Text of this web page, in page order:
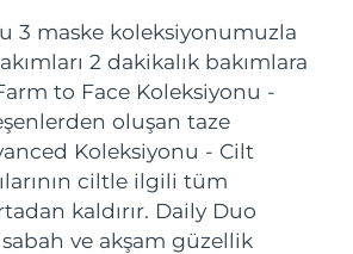
3 maske koleksiyonumuzla
2 dakikalık bakımlara
to Face Koleksiyonu -
oluşan taze
Koleksiyonu - Cilt
ciltle ilgili tüm
kaldırır. Daily Duo
ve akşam güzellik